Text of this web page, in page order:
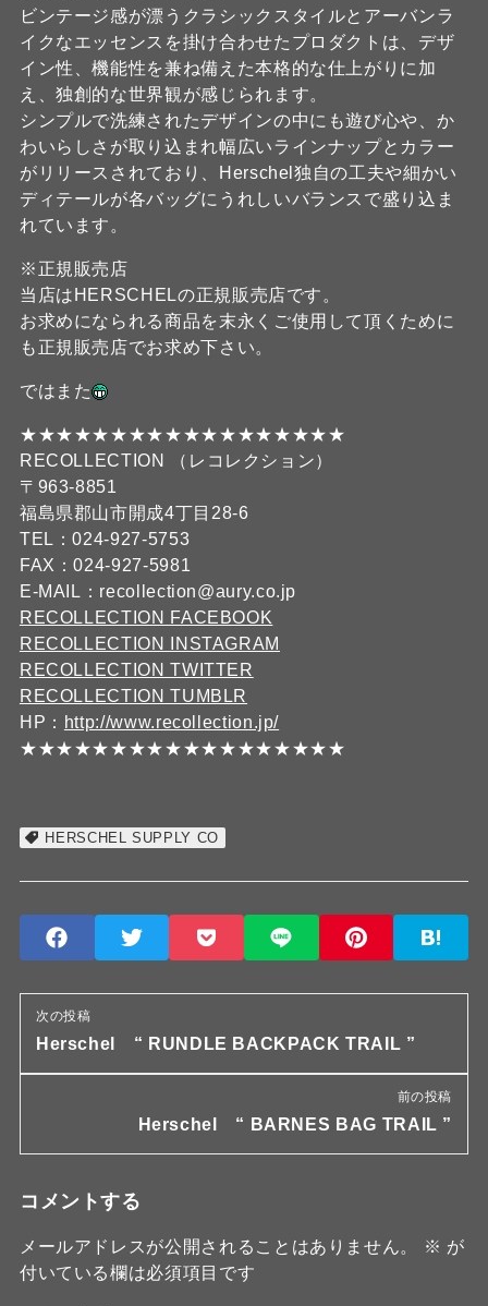
ビンテージ感が漂うクラシックスタイルとアーバンラ
イクなエッセンスを掛け合わせたプロダクトは、デザ
イン性、機能性を兼ね備えた本格的な仕上がりに加
え、独創的な世界観が感じられます。
シンプルで洗練されたデザインの中にも遊び心や、か
わいらしさが取り込まれ幅広いラインナップとカラー
がリリースされており、Herschel独自の工夫や細かい
ディテールが各バッグにうれしいバランスで盛り込ま
れています。
※正規販売店
当店はHERSCHELの正規販売店です。
お求めになられる商品を末永くご使用して頂くために
も正規販売店でお求め下さい。
ではまた
★★★★★★★★★★★★★★★★★★
RECOLLECTION （レコレクション）
〒963-8851
福島県郡山市開成4丁目28-6
TEL：024-927-5753
FAX：024-927-5981
E-MAIL：recollection@aury.co.jp
RECOLLECTION FACEBOOK
RECOLLECTION INSTAGRAM
RECOLLECTION TWITTER
RECOLLECTION TUMBLR
HP： http://www.recollection.jp/
★★★★★★★★★★★★★★★★★★
HERSCHEL SUPPLY CO
次の投稿
Herschel “ RUNDLE BACKPACK TRAIL ”
前の投稿
Herschel “ BARNES BAG TRAIL ”
コメントする
メールアドレスが公開されることはありません。 ※ が
付いている欄は必須項目です